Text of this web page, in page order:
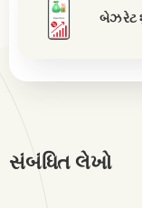
બેઝ રેટ
સંબંધિત લેખો